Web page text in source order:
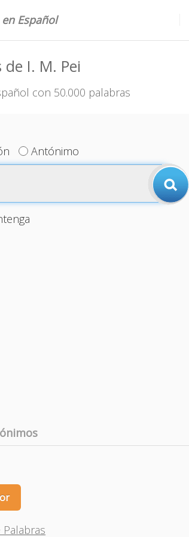
Español
I. M. Pei
con 50.000 palabras
Antónimo
Palabras